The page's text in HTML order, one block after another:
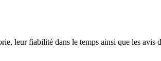
leur fiabilité dans le temps ainsi que les